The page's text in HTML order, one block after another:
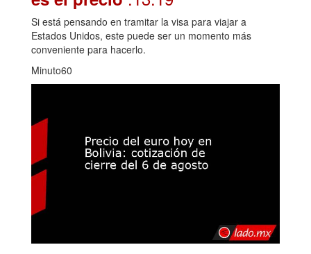
Si está pensando en tramitar la visa para viajar a
Estados Unidos, este puede ser un momento más
conveniente para hacerlo.
Minuto60